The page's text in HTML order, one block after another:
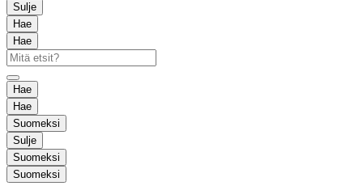
Sulje
Hae
Hae
Hae
Hae
Suomeksi
Sulje
Suomeksi
Suomeksi